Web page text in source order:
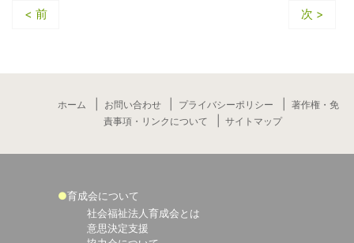
< 前 次 >
ホーム お問い合わせ プライバシーポリシー
著作権・免
責事項・リンクについて
サイトマップ
育成会について
社会福祉法人育成会とは
意思決定支援